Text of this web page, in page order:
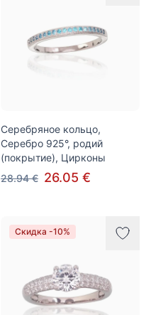
Серебряное кольцо,
Серебро 925°, родий
(покрытие), Цирконы
28.94 € 26.05 €
Скидка -10%